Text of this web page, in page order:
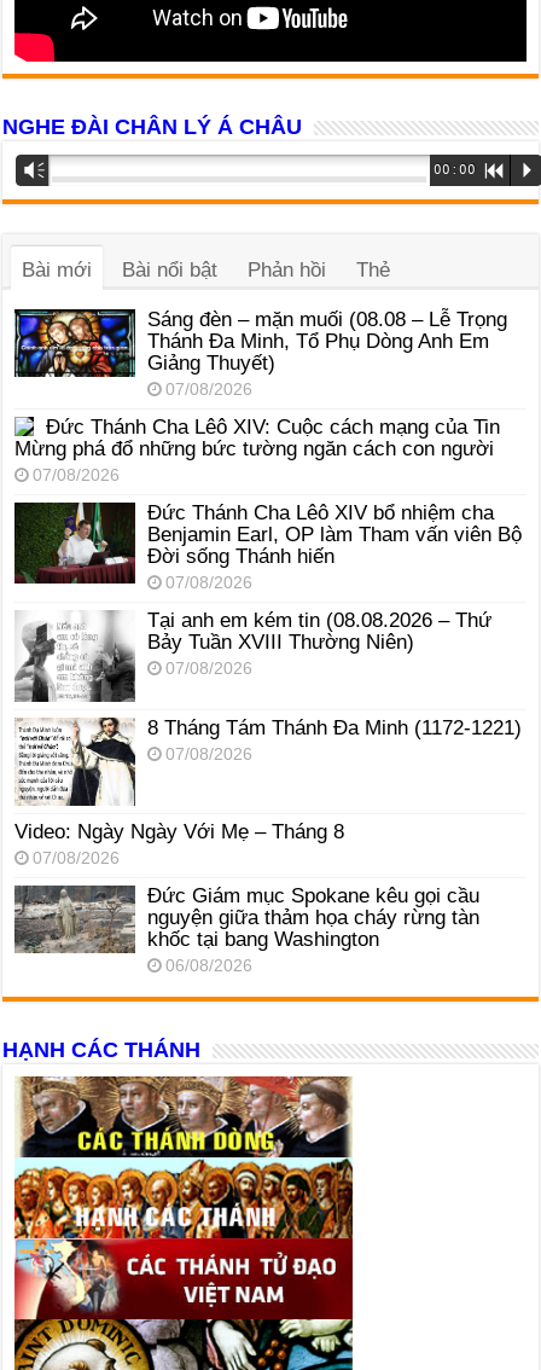
NGHE ĐÀI CHÂN LÝ Á CHÂU
Trình
phát
âm
Vm 00:00 R P
Bài mới Bài nổi bật Phản hồi Thẻ
Sáng đèn – mặn muối (08.08 – Lễ Trọng
Thánh Đa Minh, Tổ Phụ Dòng Anh Em
Giảng Thuyết)
07/08/2026
Đức Thánh Cha Lêô XIV: Cuộc cách mạng của Tin
Mừng phá đổ những bức tường ngăn cách con người
07/08/2026
Đức Thánh Cha Lêô XIV bổ nhiệm cha
Benjamin Earl, OP làm Tham vấn viên Bộ
Đời sống Thánh hiến
07/08/2026
Tại anh em kém tin (08.08.2026 – Thứ
Bảy Tuần XVIII Thường Niên)
07/08/2026
8 Tháng Tám Thánh Ða Minh (1172-1221)
07/08/2026
Video: Ngày Ngày Với Mẹ – Tháng 8
07/08/2026
Đức Giám mục Spokane kêu gọi cầu
nguyện giữa thảm họa cháy rừng tàn
khốc tại bang Washington
06/08/2026
HẠNH CÁC THÁNH